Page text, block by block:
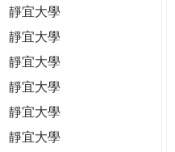
靜宜大學
靜宜大學
靜宜大學
靜宜大學
靜宜大學
靜宜大學